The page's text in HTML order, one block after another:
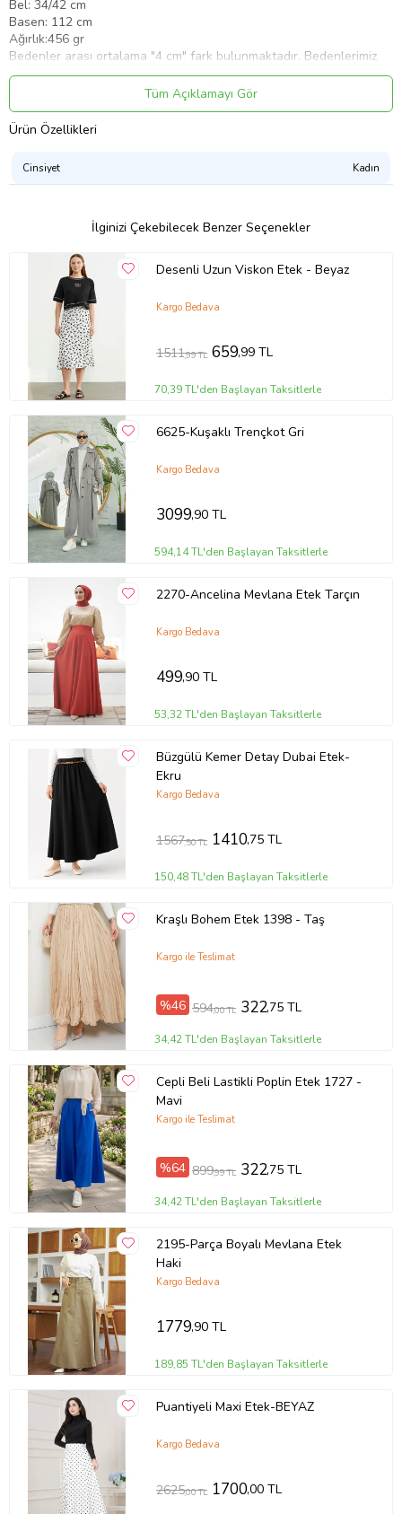
Bel: 34/42 cm
Basen: 112 cm
Ağırlık:456 gr
Bedenler arası ortalama "4 cm" fark bulunmaktadır. Bedenlerimiz
Normal Kalıptır. Yurt Dışına da Gönderim Yapılmaktadır. Kargo: Tüm
Alışverişlerinizde KARGO ÜCRETSİZ Teslimat: "24 Saat" içerisinde
kargoya verilir.
ConnectProf ©tarafından yayınlanmıştır.
Tüm Açıklamayı Gör
Ürün Özellikleri
Cinsiyet Kadın
İlginizi Çekebilecek Benzer Seçenekler
Desenli Uzun Viskon Etek - Beyaz
Kargo Bedava
1511,99 TL 659,99 TL
70,39 TL'den Başlayan Taksitlerle
6625-Kuşaklı Trençkot Gri
Kargo Bedava
3099,90 TL
594,14 TL'den Başlayan Taksitlerle
2270-Ancelina Mevlana Etek Tarçın
Kargo Bedava
499,90 TL
53,32 TL'den Başlayan Taksitlerle
Büzgülü Kemer Detay Dubai Etek-
Ekru
Kargo Bedava
1567,50 TL 1410,75 TL
150,48 TL'den Başlayan Taksitlerle
Kraşlı Bohem Etek 1398 - Taş
Kargo ile Teslimat
%46 594,00 TL 322,75 TL
34,42 TL'den Başlayan Taksitlerle
Cepli Beli Lastikli Poplin Etek 1727 -
Mavi
Kargo ile Teslimat
%64 899,99 TL 322,75 TL
34,42 TL'den Başlayan Taksitlerle
2195-Parça Boyalı Mevlana Etek
Haki
Kargo Bedava
1779,90 TL
189,85 TL'den Başlayan Taksitlerle
Puantiyeli Maxi Etek-BEYAZ
Kargo Bedava
2625,00 TL 1700,00 TL